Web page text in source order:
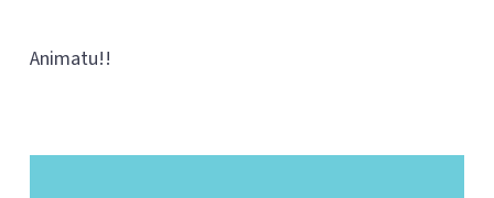
Animatu!!